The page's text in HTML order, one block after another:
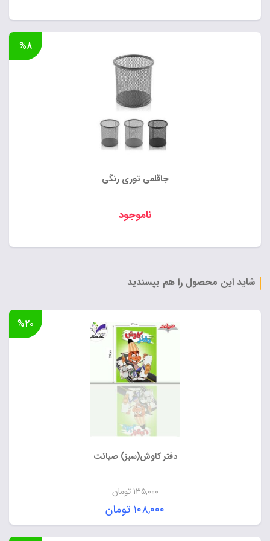
جاقلمی توری رنگی
ناموجود
%۸
شاید این محصول را هم بپسندید
دفتر کاوش(سبز) صیانت
۱۳۵,۰۰۰تومان
قیمت
اصلی:
۱۰۸,۰۰۰ تومان
قیمت
%۲۰